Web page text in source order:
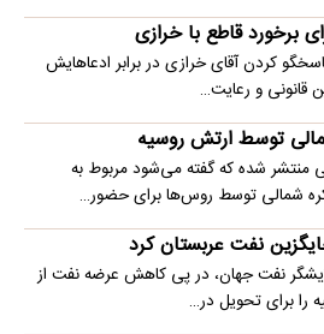
برخورد قاطع با خرازی
کردن آقای خرازی در برابر ادعاهایش
قانونی و رعایت…
توسط ارتش روسیه
منتشر شده که گفته می‌شود مربوط به
شمالی توسط روس‌ها برای حضور…
نفت عربستان کرد
نفت جهان، در پی کاهش عرضه نفت از
را برای تحویل در…